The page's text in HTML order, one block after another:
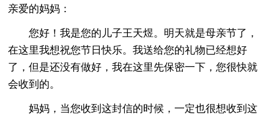
亲爱的妈妈：
您好！我是您的儿子王天煜。明天就是母亲节了，
在这里我想祝您节日快乐。我送给您的礼物已经想好
了，但是还没有做好，我在这里先保密一下，您很快就
会收到的。
妈妈，当您收到这封信的时候，一定也很想收到这